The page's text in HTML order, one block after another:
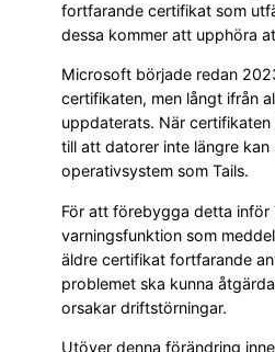
fortfarande certifikat som
dessa kommer att upphöra
Microsoft började redan
certifikaten, men långt ifrån
uppdaterats. När
till att datorer inte längre kan
operativsystem som Tails.
För att förebygga detta inför
varningsfunktion som
äldre certifikat fortfarande
problemet ska kunna
orsakar driftstörningar.
Utöver denna förändring